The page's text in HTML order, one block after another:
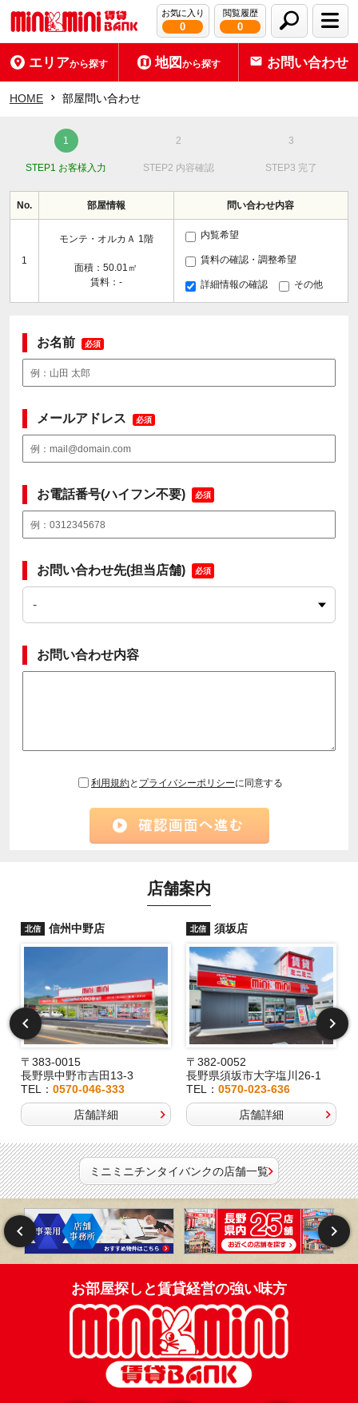
お気に入り
0
閲覧履歴
0
エリアから探す 地図から探す お問い合わせ
HOME 部屋問い合わせ
STEP1 お客様入力 STEP2 内容確認 STEP3 完了
No. 部屋情報 問い合わせ内容
1
モンテ・オルカＡ 1階
面積：50.01㎡
賃料：-
内覧希望
賃料の確認・調整希望
詳細情報の確認 その他
お名前 必須
メールアドレス 必須
お電話番号(ハイフン不要) 必須
お問い合わせ先(担当店舗) 必須
お問い合わせ内容
利用規約と プライバシーポリシーに同意する
店舗案内
北信 信州中野店
〒383-0015
長野県中野市吉田13-3
TEL： 0570-046-333
店舗詳細
北信 須坂店
〒382-0052
長野県須坂市大字塩川26-1
TEL：0570-023-636
店舗詳細
ミニミニチンタイバンクの店舗一覧
お部屋探しと賃貸経営の強い味方